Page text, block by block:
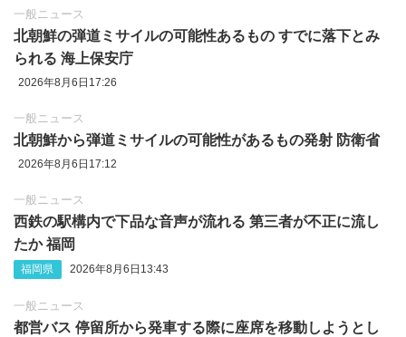
一般ニュース
北朝鮮の弾道ミサイルの可能性あるもの すでに落下とみ
られる 海上保安庁
2026年8月6日17:26
一般ニュース
北朝鮮から弾道ミサイルの可能性があるもの発射 防衛省
2026年8月6日17:12
一般ニュース
西鉄の駅構内で下品な音声が流れる 第三者が不正に流し
たか 福岡
福岡県 2026年8月6日13:43
一般ニュース
都営バス 停留所から発車する際に座席を移動しようとし